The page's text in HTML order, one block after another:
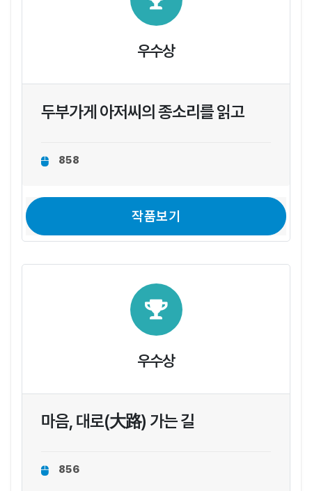
우수상
두부가게 아저씨의 종소리를 읽고
858
작품보기
우수상
마음, 대로(大路) 가는 길
856